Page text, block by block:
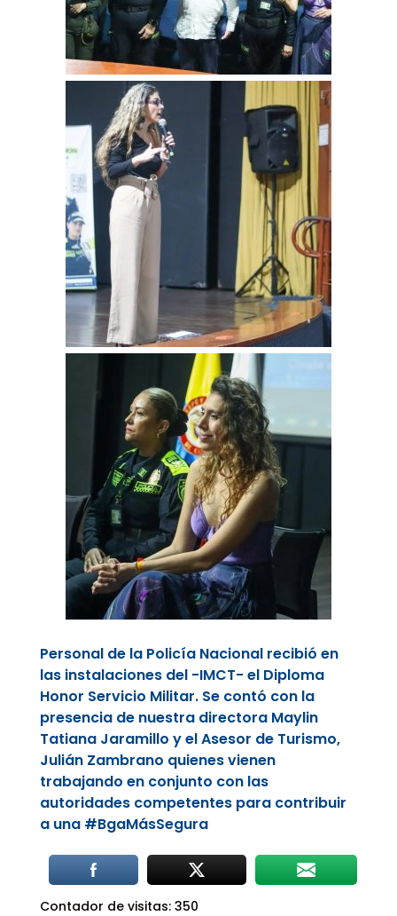
Personal de la Policía Nacional recibió en
las instalaciones del -IMCT- el Diploma
Honor Servicio Militar. Se contó con la
presencia de nuestra directora Maylin
Tatiana Jaramillo y el Asesor de Turismo,
Julián Zambrano quienes vienen
trabajando en conjunto con las
autoridades competentes para contribuir
a una #BgaMásSegura
Contador de visitas: 350